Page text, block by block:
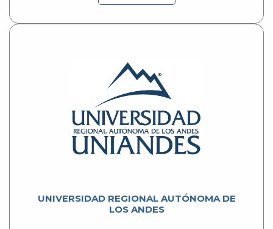
UNIVERSIDAD REGIONAL AUTÓNOMA DE
LOS ANDES